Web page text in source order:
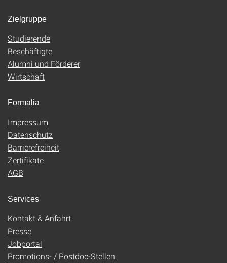
Zielgruppe
Studierende
Beschäftigte
Alumni und Förderer
Wirtschaft
Formalia
Impressum
Datenschutz
Barrierefreiheit
Zertifikate
AGB
Services
Kontakt & Anfahrt
Presse
Jobportal
Promotions- / Postdoc-Stellen